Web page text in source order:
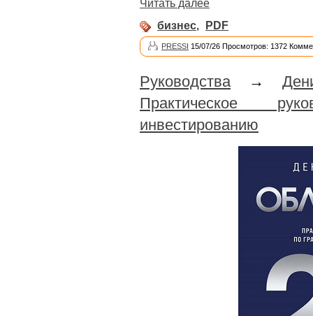
Читать далее
бизнес, PDF
PRESSI 15/07/26 Просмотров: 1372
Руководства →
Практическое
инвестированию